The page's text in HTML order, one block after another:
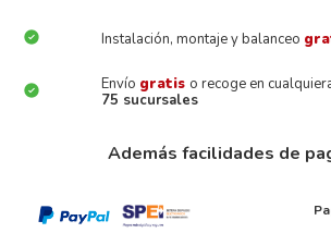
Instalación, montaje y balanceo
Envío gratis o recoge en
75 sucursales
Además facilidades de